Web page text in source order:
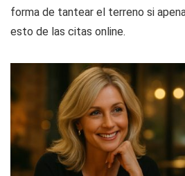
forma de tantear el terreno si
esto de las citas online.